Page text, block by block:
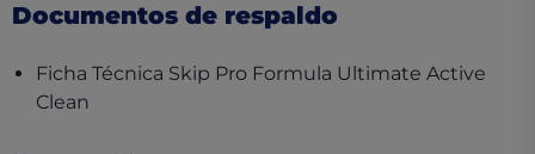
Documentos de respaldo
Ficha Técnica Skip Pro Formula Ultimate Active
Clean